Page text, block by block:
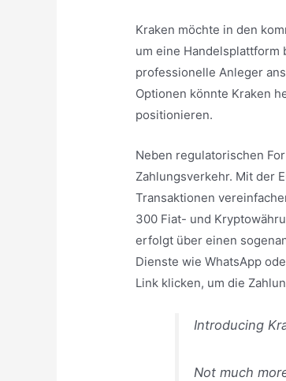
Kraken möchte in den
um eine
professionelle Anleger
Optionen könnte Kraken
positionieren.
Neben regulatorischen
Zahlungsverkehr. Mit der
Transaktionen
300 Fiat- und
erfolgt über einen
Dienste wie WhatsApp
Link klicken, um die
Introducing
Not much